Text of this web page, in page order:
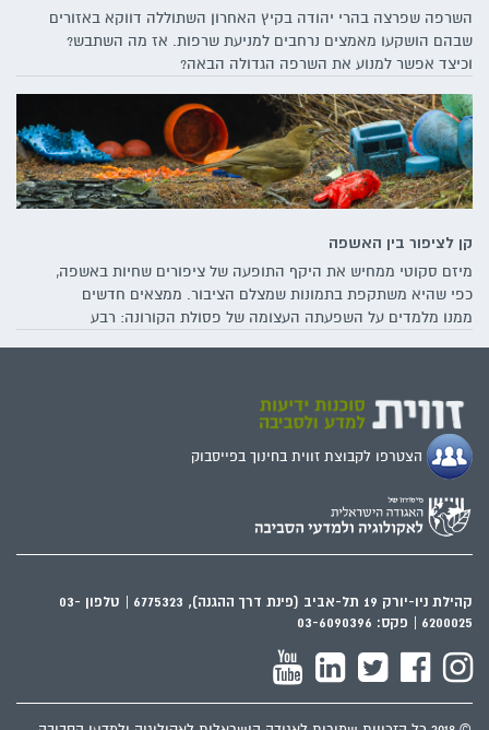
השרפה שפרצה בהרי יהודה בקיץ האחרון השתוללה דווקא באזורים
שבהם הושקעו מאמצים נרחבים למניעת שרפות. אז מה השתבש?
וכיצד אפשר למנוע את השרפה הגדולה הבאה?
קן לציפור בין האשפה
מיזם סקוטי ממחיש את היקף התופעה של ציפורים שחיות באשפה,
כפי שהיא משתקפת בתמונות שמצלם הציבור. ממצאים חדשים
ממנו מלמדים על השפעתה העצומה של פסולת הקורונה: רבע
הצטרפו לקבוצת זווית בחינוך בפייסבוק
קהילת ניו-יורק 19 תל-אביב (פינת דרך ההגנה), 6775323 | טלפון 03-
6200025 | פקס: 03-6090396